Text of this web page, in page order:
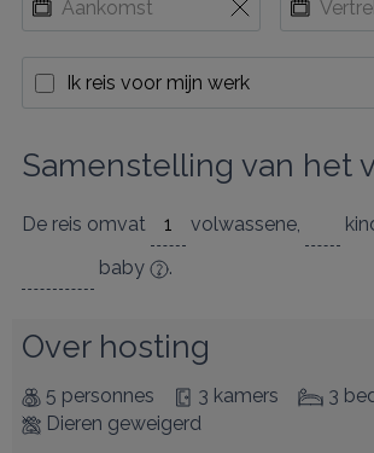
Ik reis voor mijn werk
Samenstelling van het
De reis omvat volwassene,
baby
.
Over hosting
5 personnes 3 kamers
3
Dieren geweigerd